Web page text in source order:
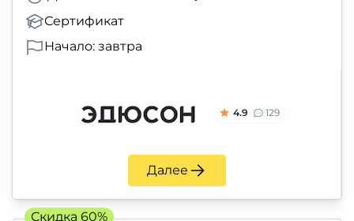
Сертификат
Начало: завтра
4.9 129
Далее
Скидка 60%